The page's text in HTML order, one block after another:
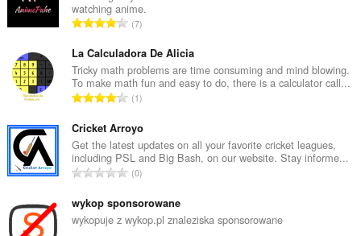
:
watching anime.
총
급
수
:
7
La Calculadora De Alicia
Tricky math problems are time consuming and mind blowing.
To make math fun and easy to do, there is a calculator call...
총
급
수
:
1
Cricket Arroyo
Get the latest updates on all your favorite cricket leagues,
including PSL and Big Bash, on our website. Stay informe...
총
급
수
0
wykop sponsorowane
wykopuje z wykop.pl znaleziska sponsorowane